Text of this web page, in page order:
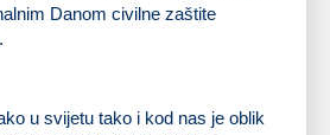
Danom civilne zaštite
u svijetu tako i kod nas je oblik